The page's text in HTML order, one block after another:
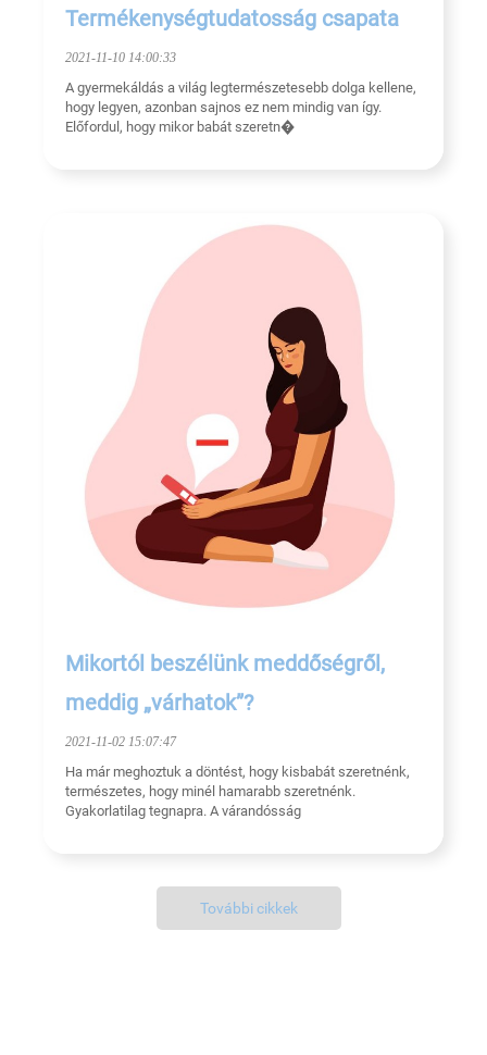
Termékenységtudatosság csapata
2021-11-10 14:00:33
A gyermekáldás a világ legtermészetesebb dolga kellene,
hogy legyen, azonban sajnos ez nem mindig van így.
Előfordul, hogy mikor babát szeretn�
Mikortól beszélünk meddőségről,
meddig „várhatok”?
2021-11-02 15:07:47
Ha már meghoztuk a döntést, hogy kisbabát szeretnénk,
természetes, hogy minél hamarabb szeretnénk.
Gyakorlatilag tegnapra. A várandósság
További cikkek